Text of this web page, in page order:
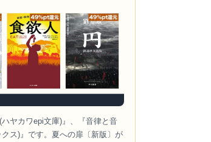
ヤカワepi文庫)』、『音律と音
ス)』です。夏への扉〔新版〕が